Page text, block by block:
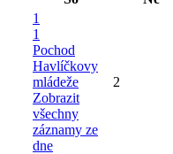
1
1
Pochod
Havlíčkovy
mládeže
Zobrazit
všechny
záznamy ze
dne
2